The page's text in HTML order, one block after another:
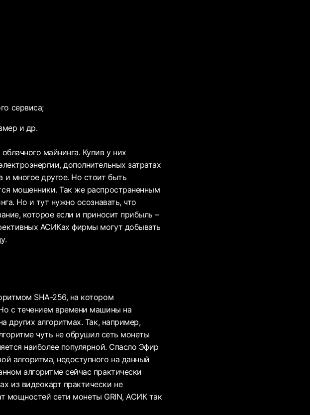
сервиса;
и др.
майнинга. Купив у них
дополнительных затратах
многое другое. Но стоит быть
мошенники. Так же распространенным
Но и тут нужно осознавать, что
которое если и приносит прибыль –
АСИКах фирмы могут добывать
SHA-256, на котором
с течением времени машины на
других алгоритмах. Так, например,
чуть не обрушил сеть монеты
наиболее популярной. Спасло Эфир
алгоритма, недоступного на данный
алгоритме сейчас практически
из видеокарт практически не
мощностей сети монеты GRIN, АСИК так